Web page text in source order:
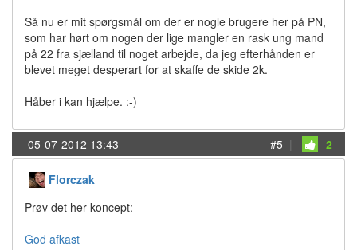
Så nu er mit spørgsmål om der er nogle brugere her på PN,
som har hørt om nogen der lige mangler en rask ung mand
på 22 fra sjælland til noget arbejde, da jeg efterhånden er
blevet meget desperart for at skaffe de skide 2k.
Håber i kan hjælpe. :-)
05-07-2012 13:43 #5 | 2
Florczak
Prøv det her koncept:
God afkast